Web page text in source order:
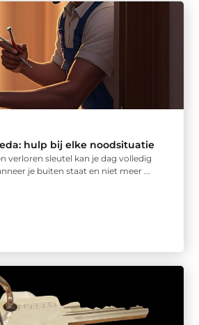
hulp bij elke noodsituatie
verloren sleutel kan je dag volledig
je buiten staat en niet meer ...